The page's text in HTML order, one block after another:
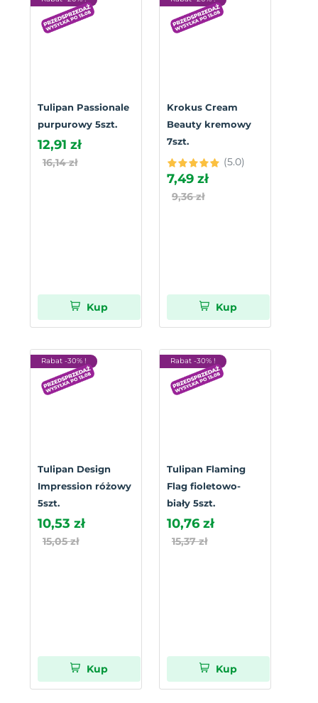
Tulipan Passionale
purpurowy 5szt.
12,91 zł
16,14 zł
Kup
Krokus Cream
Beauty kremowy
7szt.
(5.0)
7,49 zł
9,36 zł
Kup
Rabat -30% !
Tulipan Design
Impression różowy
5szt.
10,53 zł
15,05 zł
Kup
Rabat -30% !
Tulipan Flaming
Flag fioletowo-
biały 5szt.
10,76 zł
15,37 zł
Kup